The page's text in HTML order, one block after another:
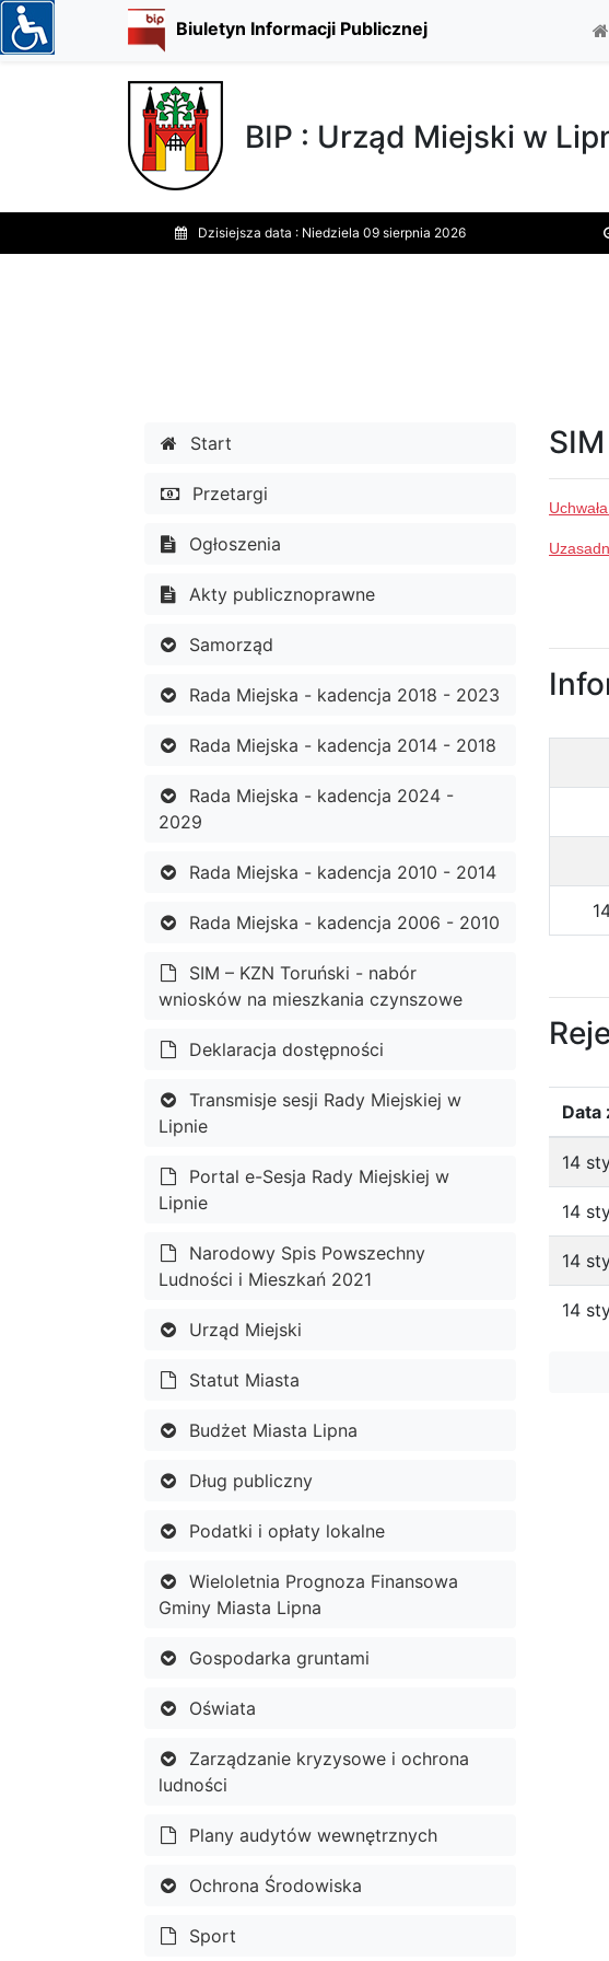
Biuletyn Informacji Publicznej
BIP : Urząd Miejski w
Dzisiejsza data : Niedziela 09 sierpnia 2026
Start
Przetargi
Ogłoszenia
Akty publicznoprawne
Samorząd
Rada Miejska - kadencja 2018 - 2023
Rada Miejska - kadencja 2014 - 2018
Rada Miejska - kadencja 2024 -
2029
Rada Miejska - kadencja 2010 - 2014
Rada Miejska - kadencja 2006 - 2010
SIM – KZN Toruński - nabór
wniosków na mieszkania czynszowe
Deklaracja dostępności
Transmisje sesji Rady Miejskiej w
Lipnie
Portal e-Sesja Rady Miejskiej w
Lipnie
Narodowy Spis Powszechny
Ludności i Mieszkań 2021
Urząd Miejski
Statut Miasta
Budżet Miasta Lipna
Dług publiczny
Podatki i opłaty lokalne
Wieloletnia Prognoza Finansowa
Gminy Miasta Lipna
Gospodarka gruntami
Oświata
Zarządzanie kryzysowe i ochrona
ludności
Plany audytów wewnętrznych
Ochrona Środowiska
Sport
Data
14
14
14
14